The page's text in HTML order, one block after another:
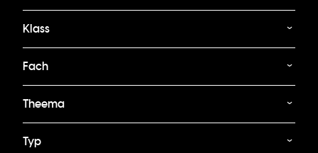
Klass
Fach
Theema
Typ